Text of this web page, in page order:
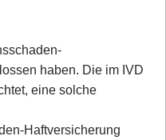
haben. Die im IVD
eine solche
Haftversicherung